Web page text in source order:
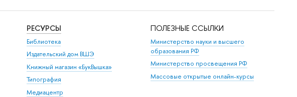
РЕСУРСЫ
Библиотека
Издательский дом ВШЭ
Книжный магазин «БукВышка»
Типография
Медиацентр
ПОЛЕЗНЫЕ ССЫЛКИ
Министерство науки и высшего
образования РФ
Министерство просвещения РФ
Массовые открытые онлайн-курсы